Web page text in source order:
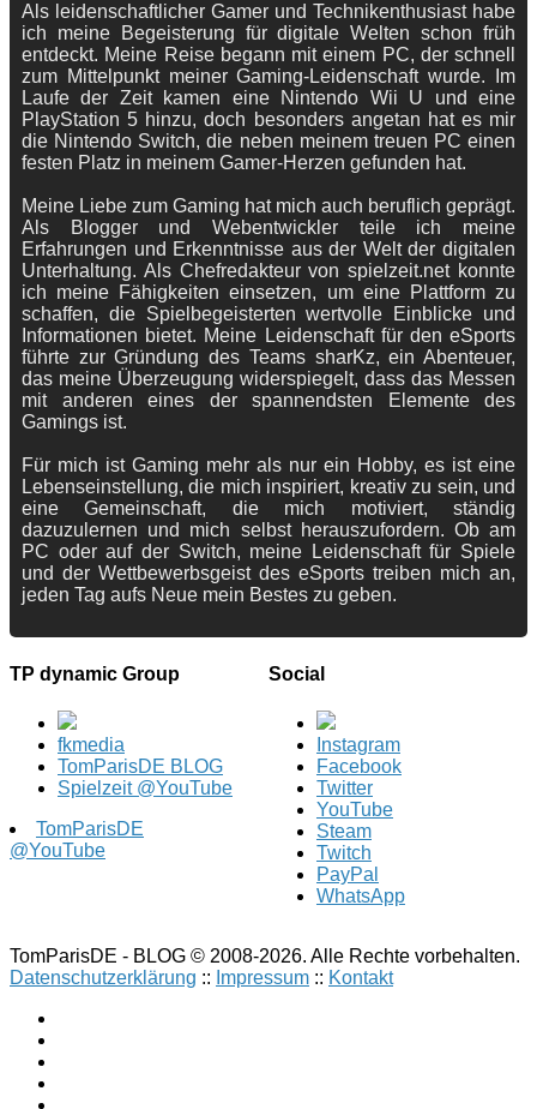
Als leidenschaftlicher Gamer und Technikenthusiast habe
ich meine Begeisterung für digitale Welten schon früh
entdeckt. Meine Reise begann mit einem PC, der schnell
zum Mittelpunkt meiner Gaming-Leidenschaft wurde. Im
Laufe der Zeit kamen eine Nintendo Wii U und eine
PlayStation 5 hinzu, doch besonders angetan hat es mir
die Nintendo Switch, die neben meinem treuen PC einen
festen Platz in meinem Gamer-Herzen gefunden hat.
Meine Liebe zum Gaming hat mich auch beruflich geprägt.
Als Blogger und Webentwickler teile ich meine
Erfahrungen und Erkenntnisse aus der Welt der digitalen
Unterhaltung. Als Chefredakteur von spielzeit.net konnte
ich meine Fähigkeiten einsetzen, um eine Plattform zu
schaffen, die Spielbegeisterten wertvolle Einblicke und
Informationen bietet. Meine Leidenschaft für den eSports
führte zur Gründung des Teams sharKz, ein Abenteuer,
das meine Überzeugung widerspiegelt, dass das Messen
mit anderen eines der spannendsten Elemente des
Gamings ist.
Für mich ist Gaming mehr als nur ein Hobby, es ist eine
Lebenseinstellung, die mich inspiriert, kreativ zu sein, und
eine Gemeinschaft, die mich motiviert, ständig
dazuzulernen und mich selbst herauszufordern. Ob am
PC oder auf der Switch, meine Leidenschaft für Spiele
und der Wettbewerbsgeist des eSports treiben mich an,
jeden Tag aufs Neue mein Bestes zu geben.
TP dynamic Group
fkmedia
TomParisDE BLOG
Spielzeit @YouTube
TomParisDE
@YouTube
Social
Instagram
Facebook
Twitter
YouTube
Steam
Twitch
PayPal
WhatsApp
TomParisDE - BLOG © 2008-2026. Alle Rechte vorbehalten.
Datenschutzerklärung :: Impressum :: Kontakt